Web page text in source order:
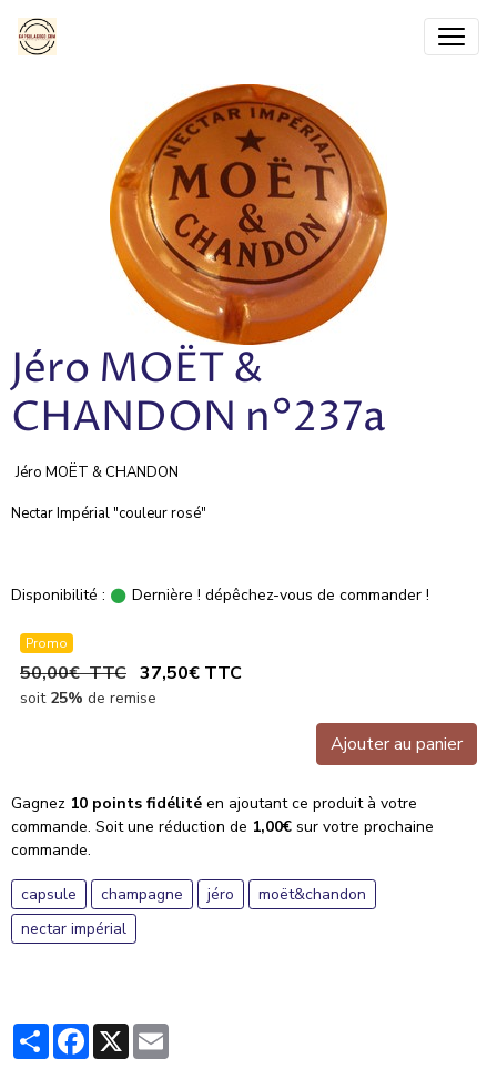
Jéro MOËT &
CHANDON n°237a
Jéro MOËT & CHANDON
Nectar Impérial "couleur rosé"
Disponibilité : Dernière ! dépêchez-vous de commander !
Promo
50,00€ TTC 37,50€ TTC
soit 25% de remise
Ajouter au panier
Gagnez 10 points fidélité en ajoutant ce produit à votre
commande. Soit une réduction de 1,00€ sur votre prochaine
commande.
capsule champagne jéro
moët&chandon
nectar impérial
PartagerFacebook
X